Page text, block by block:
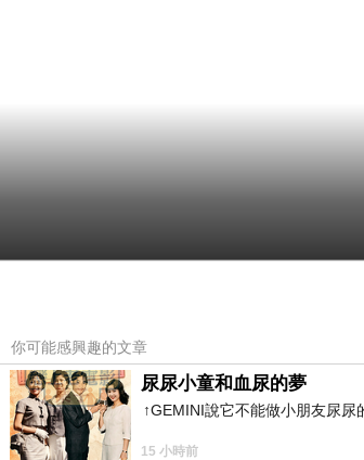
你可能感興趣的文章
尿尿小童和血尿的夢
↑GEMINI說它不能做小朋友尿
15 小時前